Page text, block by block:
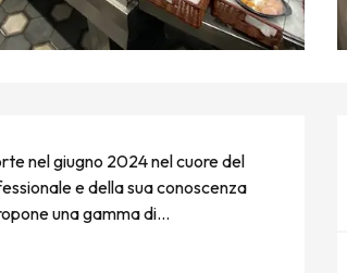
nel giugno 2024 nel cuore del
e della sua conoscenza
una gamma di...